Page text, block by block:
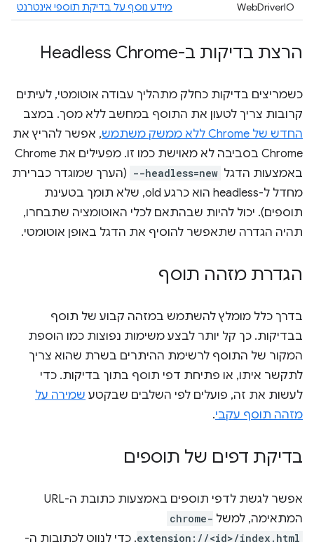
WebDriverIO
מידע נוסף על בדיקת תוספי אינטרנט
הרצת בדיקות ב-Headless Chrome
כשמריצים בדיקות כחלק מתהליך עבודה אוטומטי, לעיתים
קרובות צריך לטעון את התוסף במחשב ללא מסך. במצב
החדש של Chrome ללא ממשק משתמש
, אפשר להריץ את
Chrome בסביבה לא מאוישת כמו זו. מפעילים את Chrome
באמצעות הדגל --headless=new (הערך שמוגדר כברירת
מחדל ל-headless הוא כרגע old, שלא תומך בטעינת
תוספים). יכול להיות שבהתאם לכלי האוטומציה שתבחרו,
תהיה הגדרה שתאפשר להוסיף את הדגל באופן אוטומטי.
הגדרת מזהה תוסף
בדרך כלל מומלץ להשתמש במזהה קבוע של תוסף
בבדיקות. כך קל יותר לבצע משימות נפוצות כמו הוספת
המקור של התוסף לרשימת ההיתרים בשרת שהוא צריך
לתקשר איתו, או פתיחת דפי תוסף בתוך בדיקות. כדי
לעשות את זה, פועלים לפי השלבים שבקטע שמירה על
מזהה תוסף עקבי.
בדיקת דפים של תוספים
אפשר לגשת לדפי תוספים באמצעות כתובת ה-URL
המתאימה, למשל chrome-
extension://<id>/index.html. כדי לנווט לכתובות ה-